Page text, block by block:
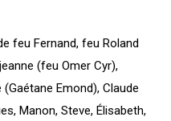
feu Fernand, feu Roland
(feu Omer Cyr),
Emond), Claude
Manon, Steve, Élisabeth,